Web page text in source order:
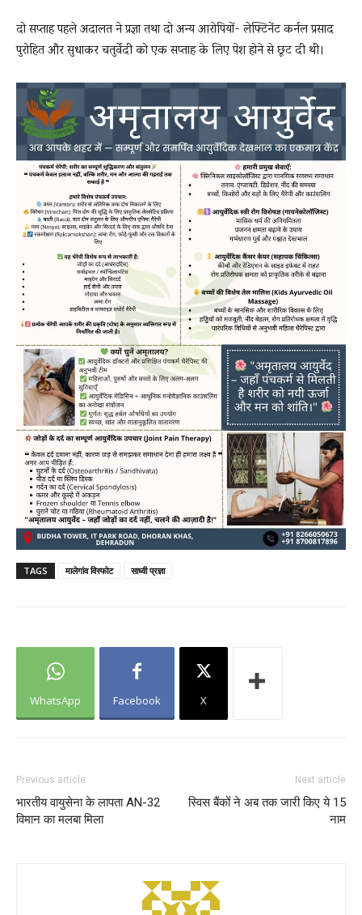
दो सप्ताह पहले अदालत ने प्रज्ञा तथा दो अन्य आरोपियों- लेफ्टिनेंट कर्नल प्रसाद
पुरोहित और सुधाकर चतुर्वेदी को एक सप्ताह के लिए पेश होने से छूट दी थी।
TAGS मालेगांव विस्फोट साध्वी प्रज्ञा
WhatsApp Facebook X
Previous article
भारतीय वायुसेना के लापता AN-32
विमान का मलबा मिला
Next article
स्विस बैंकों ने अब तक जारी किए ये 15
नाम